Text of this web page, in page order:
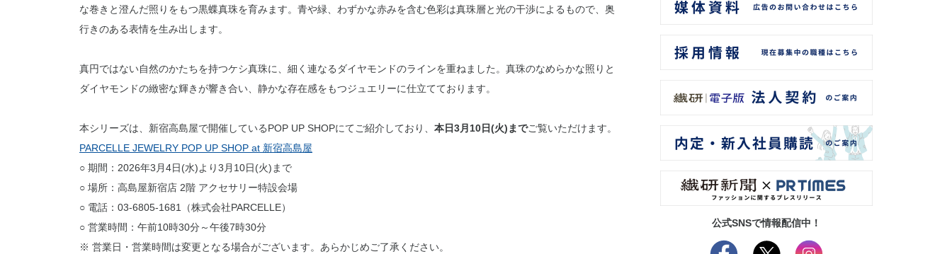
な巻きと澄んだ照りをもつ黒蝶真珠を育みます。青や緑、わずかな赤みを含む色彩は真珠層と光の干渉によるもので、奥
行きのある表情を生み出します。
真円ではない自然のかたちを持つケシ真珠に、細く連なるダイヤモンドのラインを重ねました。真珠のなめらかな照りと
ダイヤモンドの緻密な輝きが響き合い、静かな存在感をもつジュエリーに仕立てております。
本シリーズは、新宿高島屋で開催しているPOP UP SHOPにてご紹介しており、 本日3月10日(火)までご覧いただけます。
PARCELLE JEWELRY POP UP SHOP at 新宿高島屋
○ 期間：2026年3月4日(水)より3月10日(火)まで
○ 場所：高島屋新宿店 2階 アクセサリー特設会場
○ 電話：03-6805-1681（株式会社PARCELLE）
○ 営業時間：午前10時30分～午後7時30分
※ 営業日・営業時間は変更となる場合がございます。あらかじめご了承ください。
公式SNSで情報配信中！